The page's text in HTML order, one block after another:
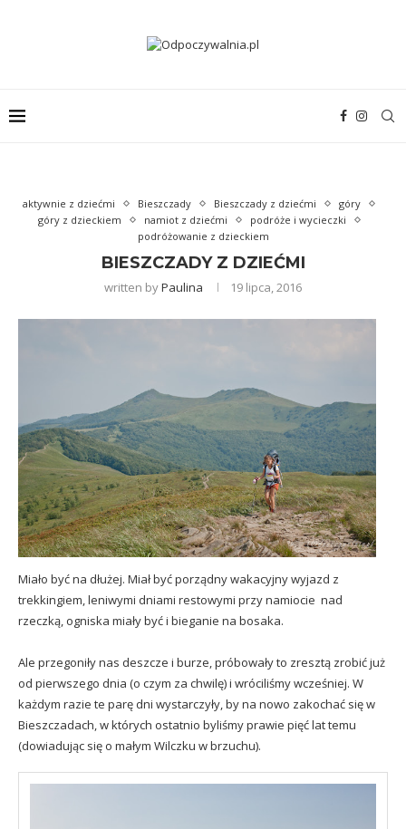
aktywnie z dziećmi Bieszczady Bieszczady z dziećmi
góry
góry z dzieckiem
namiot z dziećmi
podróże i wycieczki
podróżowanie z dzieckiem
BIESZCZADY Z DZIEĆMI
written byPaulina 19 lipca, 2016
Miało być na dłużej. Miał być porządny wakacyjny wyjazd z
trekkingiem, leniwymi dniami restowymi przy namiocie nad
rzeczką, ogniska miały być i bieganie na bosaka.
Ale przegoniły nas deszcze i burze, próbowały to zresztą zrobić już
od pierwszego dnia (o czym za chwilę) i wróciliśmy wcześniej. W
każdym razie te parę dni wystarczyły, by na nowo zakochać się w
Bieszczadach, w których ostatnio byliśmy prawie pięć lat temu
(dowiadując się o małym Wilczku w brzuchu).